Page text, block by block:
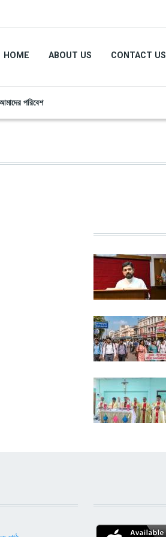
HOME ABOUT US CONTACT US
পরিবেশ